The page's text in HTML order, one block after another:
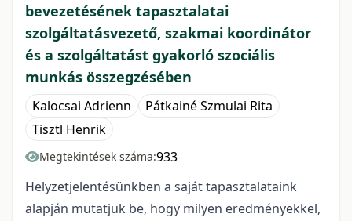
bevezetésének tapasztalatai
szolgáltatásvezető, szakmai koordinátor
és a szolgáltatást gyakorló szociális
munkás összegzésében
Kalocsai Adrienn
Pátkainé Szmulai Rita
Tisztl Henrik
Megtekintések száma:933
Helyzetjelentésünkben a saját tapasztalataink
alapján mutatjuk be, hogy milyen eredményekkel,